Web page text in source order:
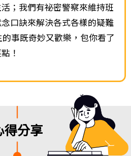
；我們有祕密警察來維持班
口訣來解決各式各樣的疑難
事既奇妙又歡樂，包你看了
！
得分享